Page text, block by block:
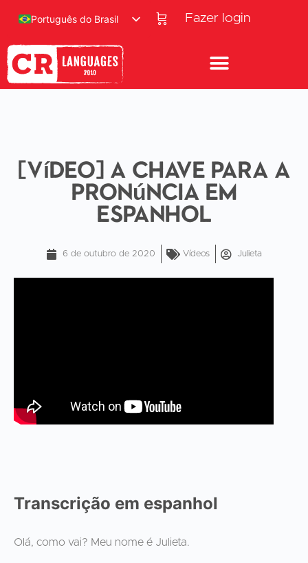
Fazer login
Português do Brasil
[Vídeo] A chave para a
pronúncia em
espanhol
6 de outubro de 2020 Vídeos Julieta
Transcrição em espanhol
Olá, como vai? Meu nome é Julieta.